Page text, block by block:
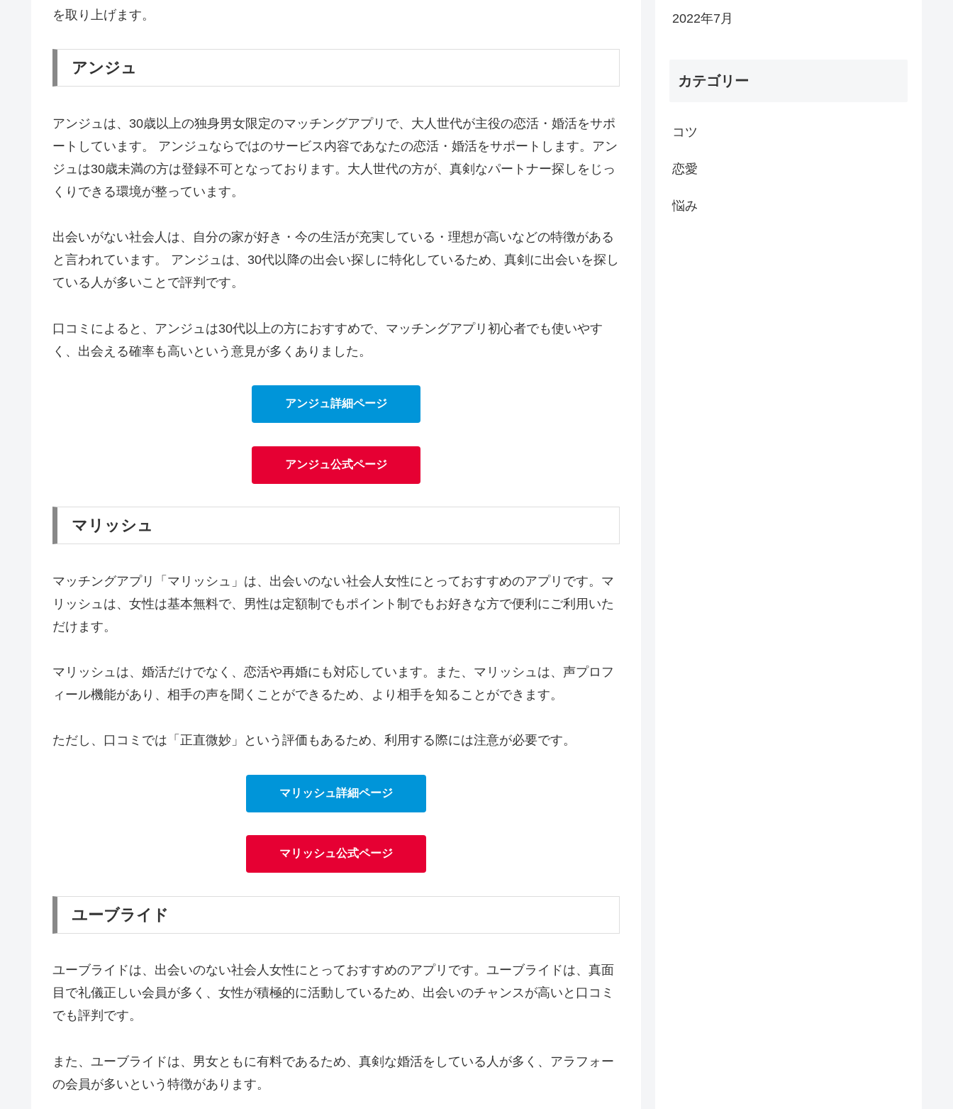
を取り上げます。
アンジュ
アンジュは、30歳以上の独身男女限定のマッチングアプリで、大人世代が主役の恋活・婚活をサポ
ートしています。 アンジュならではのサービス内容であなたの恋活・婚活をサポートします。アン
ジュは30歳未満の方は登録不可となっております。大人世代の方が、真剣なパートナー探しをじっ
くりできる環境が整っています。
出会いがない社会人は、自分の家が好き・今の生活が充実している・理想が高いなどの特徴がある
と言われています。 アンジュは、30代以降の出会い探しに特化しているため、真剣に出会いを探し
ている人が多いことで評判です。
口コミによると、アンジュは30代以上の方におすすめで、マッチングアプリ初心者でも使いやす
く、出会える確率も高いという意見が多くありました。
アンジュ詳細ページ
アンジュ公式ページ
マリッシュ
マッチングアプリ「マリッシュ」は、出会いのない社会人女性にとっておすすめのアプリです。マ
リッシュは、女性は基本無料で、男性は定額制でもポイント制でもお好きな方で便利にご利用いた
だけます。
マリッシュは、婚活だけでなく、恋活や再婚にも対応しています。また、マリッシュは、声プロフ
ィール機能があり、相手の声を聞くことができるため、より相手を知ることができます。
ただし、口コミでは「正直微妙」という評価もあるため、利用する際には注意が必要です。
マリッシュ詳細ページ
マリッシュ公式ページ
ユーブライド
ユーブライドは、出会いのない社会人女性にとっておすすめのアプリです。ユーブライドは、真面
目で礼儀正しい会員が多く、女性が積極的に活動しているため、出会いのチャンスが高いと口コミ
でも評判です。
また、ユーブライドは、男女ともに有料であるため、真剣な婚活をしている人が多く、アラフォー
の会員が多いという特徴があります。
2022年7月
カテゴリー
コツ
恋愛
悩み